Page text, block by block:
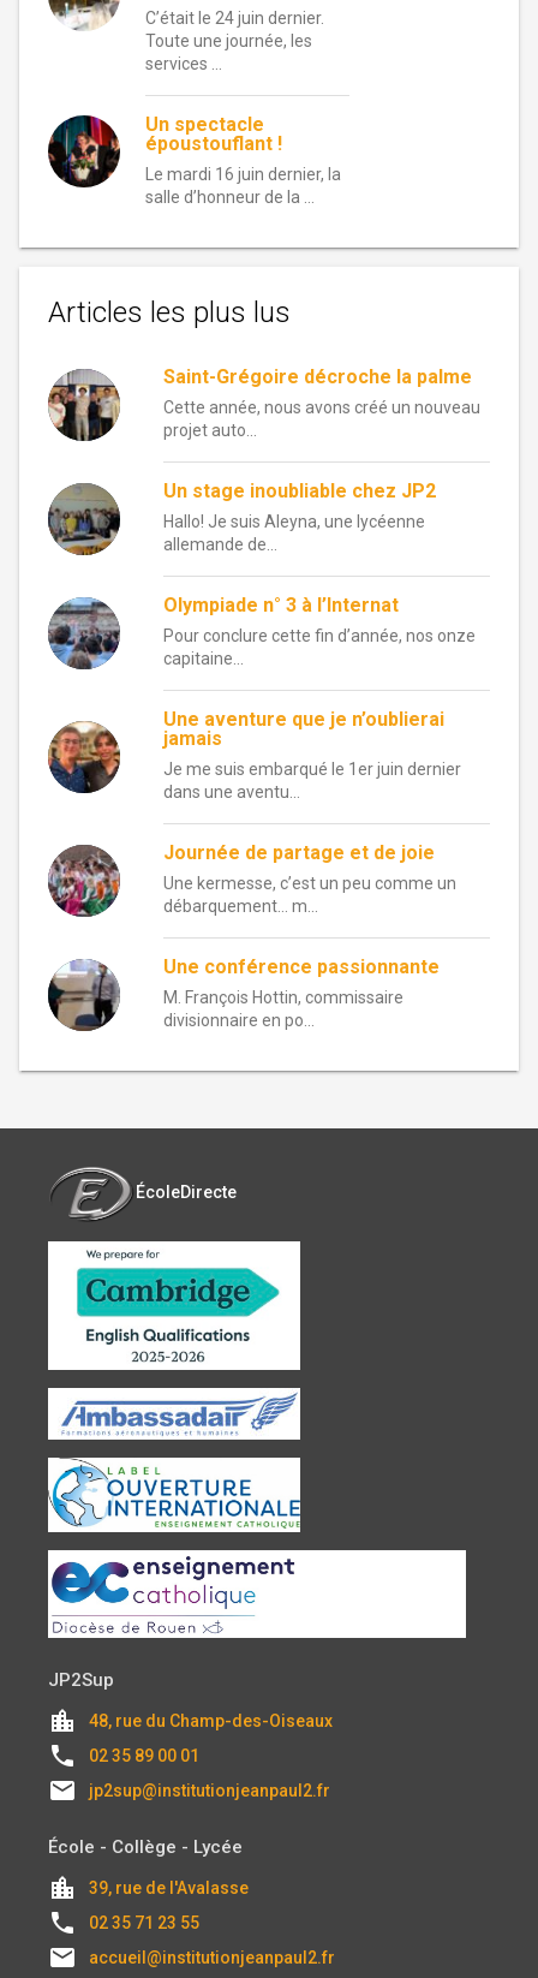
C’était le 24 juin dernier.
Toute une journée, les
services …
Un spectacle
époustouflant !
Le mardi 16 juin dernier, la
salle d’honneur de la …
Articles les plus lus
Saint-Grégoire décroche la palme
Cette année, nous avons créé un nouveau
projet auto...
Un stage inoubliable chez JP2
Hallo! Je suis Aleyna, une lycéenne
allemande de...
Olympiade n° 3 à l’Internat
Pour conclure cette fin d’année, nos onze
capitaine...
Une aventure que je n’oublierai
jamais
Je me suis embarqué le 1er juin dernier
dans une aventu...
Journée de partage et de joie
Une kermesse, c’est un peu comme un
débarquement… m...
Une conférence passionnante
M. François Hottin, commissaire
divisionnaire en po...
ÉcoleDirecte
JP2Sup
location_city 48, rue du Champ-des-Oiseaux
local_phone 02 35 89 00 01
email jp2sup@institutionjeanpaul2.fr
École - Collège - Lycée
location_city 39, rue de l'Avalasse
local_phone 02 35 71 23 55
email accueil@institutionjeanpaul2.fr